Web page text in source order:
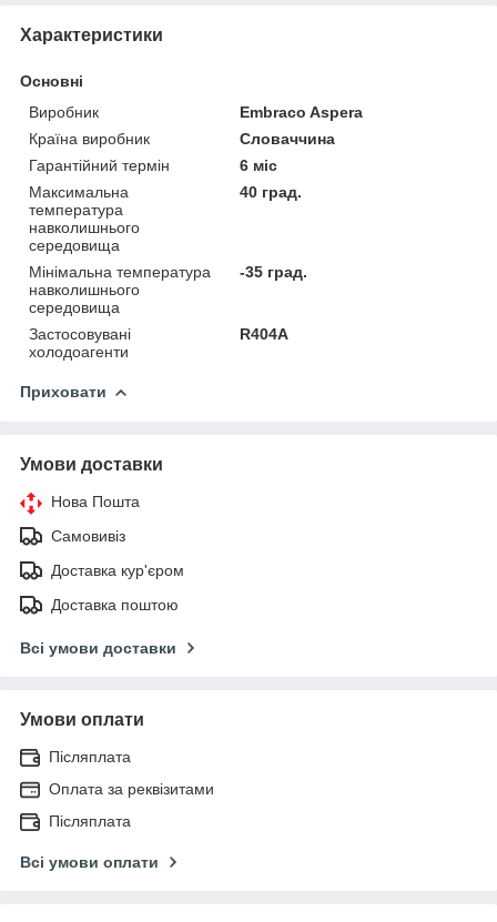
Характеристики
Основні
Виробник
Embraco Aspera
Країна виробник
Словаччина
Гарантійний термін
6 міс
Максимальна
температура
навколишнього
середовища
40 град.
Мінімальна температура
навколишнього
середовища
-35 град.
Застосовувані
холодоагенти
R404A
Приховати
Умови доставки
Нова Пошта
Самовивіз
Доставка кур'єром
Доставка поштою
Всі умови доставки
Умови оплати
Післяплата
Оплата за реквізитами
Післяплата
Всі умови оплати